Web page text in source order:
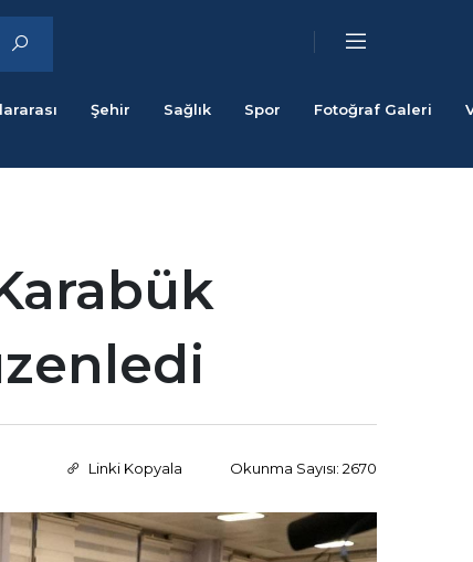
Şehir Sağlık Spor Fotoğraf Galeri
Linki Kopyala Okunma Sayısı: 2670